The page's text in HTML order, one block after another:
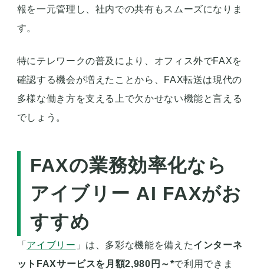
報を一元管理し、社内での共有もスムーズになりま
す。
特にテレワークの普及により、オフィス外でFAXを
確認する機会が増えたことから、FAX転送は現代の
多様な働き方を支える上で欠かせない機能と言える
でしょう。
FAXの業務効率化なら
アイブリー AI FAXがお
すすめ
「 アイブリー 」は、多彩な機能を備えたインターネ
ットFAXサービスを月額2,980円～*で利用できま